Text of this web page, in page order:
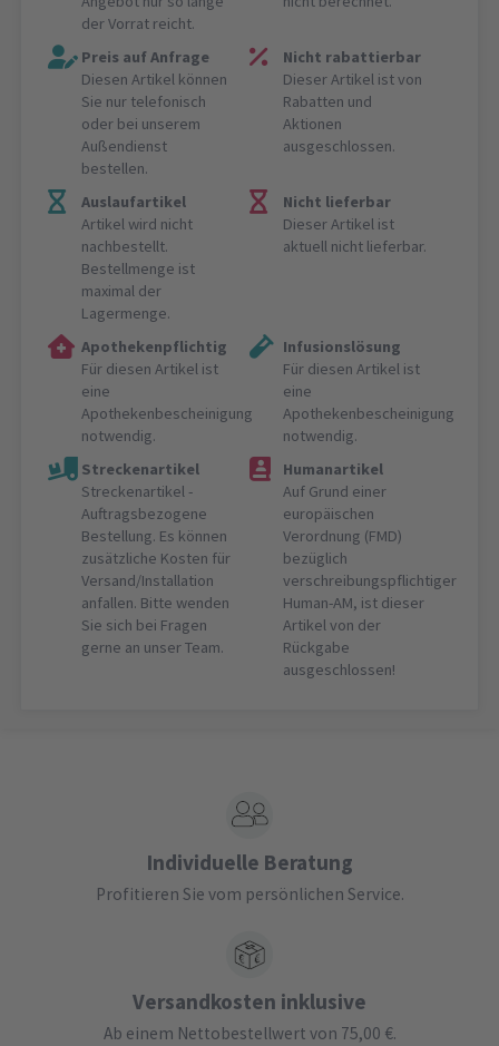
der Vorrat reicht.
Preis auf Anfrage
Diesen Artikel können
Sie nur telefonisch
oder bei unserem
Außendienst
bestellen.
Nicht rabattierbar
Dieser Artikel ist von
Rabatten und
Aktionen
ausgeschlossen.
Auslaufartikel
Artikel wird nicht
nachbestellt.
Bestellmenge ist
maximal der
Lagermenge.
Nicht lieferbar
Dieser Artikel ist
aktuell nicht lieferbar.
Apothekenpflichtig
Für diesen Artikel ist
eine
Apothekenbescheinigung
notwendig.
Infusionslösung
Für diesen Artikel ist
eine
Apothekenbescheinigung
notwendig.
Streckenartikel
Streckenartikel -
Auftragsbezogene
Bestellung. Es können
zusätzliche Kosten für
Versand/Installation
anfallen. Bitte wenden
Sie sich bei Fragen
gerne an unser Team.
Humanartikel
Auf Grund einer
europäischen
Verordnung (FMD)
bezüglich
verschreibungspflichtiger
Human-AM, ist dieser
Artikel von der
Rückgabe
ausgeschlossen!
Individuelle Beratung
Profitieren Sie vom persönlichen Service.
Versandkosten inklusive
Ab einem Nettobestellwert von 75,00 €.